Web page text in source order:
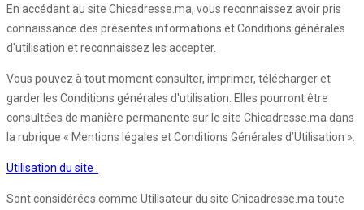
En accédant au site Chicadresse.ma, vous reconnaissez avoir pris
connaissance des présentes informations et Conditions générales
d'utilisation et reconnaissez les accepter.
Vous pouvez à tout moment consulter, imprimer, télécharger et
garder les Conditions générales d'utilisation. Elles pourront être
consultées de manière permanente sur le site Chicadresse.ma dans
la rubrique « Mentions légales et Conditions Générales d’Utilisation ».
Utilisation du site :
Sont considérées comme Utilisateur du site Chicadresse.ma toute